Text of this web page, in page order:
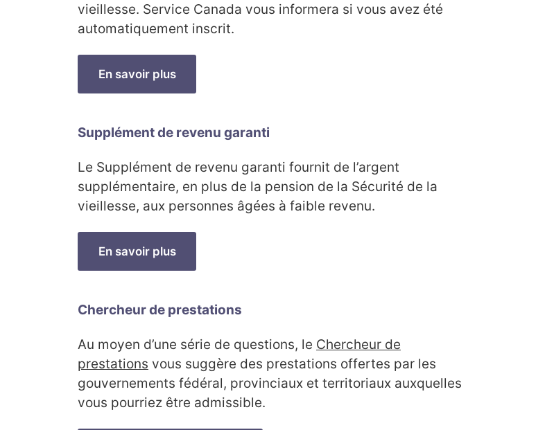
vieillesse. Service Canada vous informera si vous avez été
automatiquement inscrit.
En savoir plus
Supplément de revenu garanti
Le Supplément de revenu garanti fournit de l’argent
supplémentaire, en plus de la pension de la Sécurité de la
vieillesse, aux personnes âgées à faible revenu.
En savoir plus
Chercheur de prestations
Au moyen d’une série de questions, le Chercheur de
prestations vous suggère des prestations offertes par les
gouvernements fédéral, provinciaux et territoriaux auxquelles
vous pourriez être admissible.